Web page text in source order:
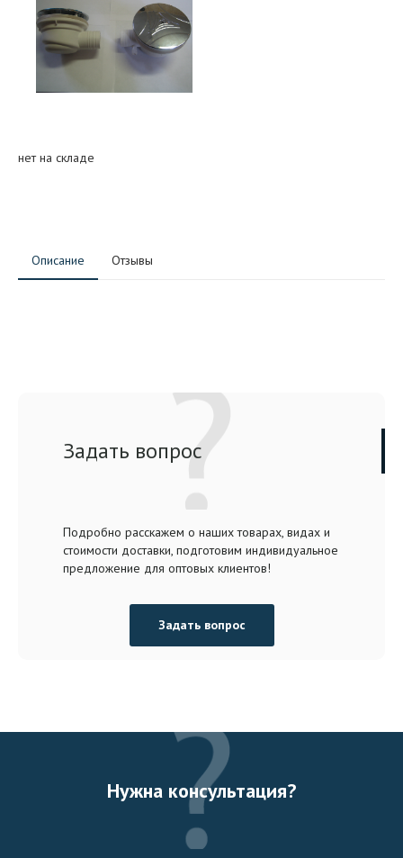
нет на складе
Описание Отзывы
Задать вопрос
Подробно расскажем о наших товарах, видах и
стоимости доставки, подготовим индивидуальное
предложение для оптовых клиентов!
Задать вопрос
Нужна консультация?